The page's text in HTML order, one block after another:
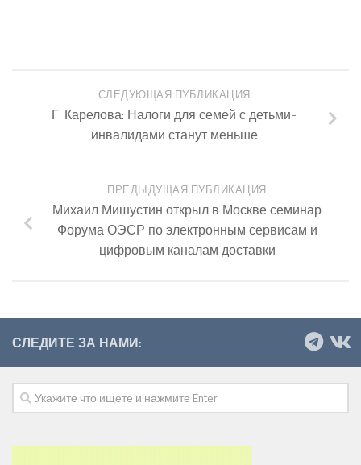
СЛЕДУЮЩАЯ ПУБЛИКАЦИЯ
Г. Карелова: Налоги для семей с детьми-
инвалидами станут меньше
ПРЕДЫДУЩАЯ ПУБЛИКАЦИЯ
Михаил Мишустин открыл в Москве семинар
Форума ОЭСР по электронным сервисам и
цифровым каналам доставки
СЛЕДИТЕ ЗА НАМИ: